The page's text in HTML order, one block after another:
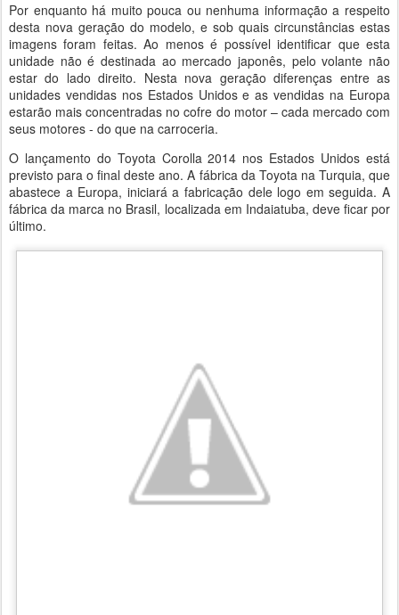
Por enquanto há muito pouca ou nenhuma informação a respeito
desta nova geração do modelo, e sob quais circunstâncias estas
imagens foram feitas. Ao menos é possível identificar que esta
unidade não é destinada ao mercado japonês, pelo volante não
estar do lado direito. Nesta nova geração diferenças entre as
unidades vendidas nos Estados Unidos e as vendidas na Europa
estarão mais concentradas no cofre do motor – cada mercado com
seus motores - do que na carroceria.
O lançamento do Toyota Corolla 2014 nos Estados Unidos está
previsto para o final deste ano. A fábrica da Toyota na Turquia, que
abastece a Europa, iniciará a fabricação dele logo em seguida. A
fábrica da marca no Brasil, localizada em Indaiatuba, deve ficar por
último.